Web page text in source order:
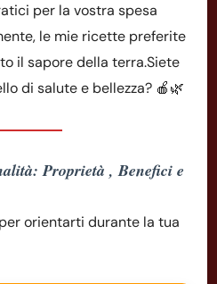
per la vostra spesa
le mie ricette preferite
il sapore della terra.Siete
di salute e bellezza? 🍎🌿
Proprietà , Benefici e
orientarti durante la tua